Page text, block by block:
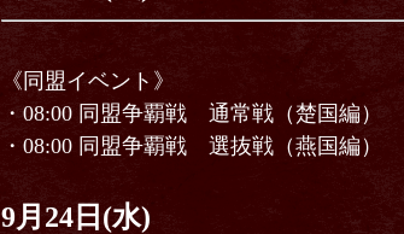
《同盟イベント》
・08:00 同盟争覇戦 通常戦（楚国編）
・08:00 同盟争覇戦 選抜戦（燕国編）
9月24日(水)